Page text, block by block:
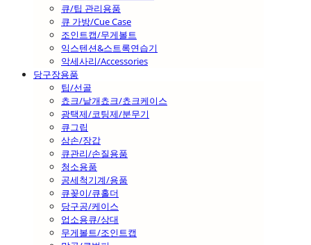
큐/팁 관리용품
큐 가방/Cue Case
조인트캡/무게볼트
익스텐션&스트록연습기
악세사리/Accessories
당구장용품
팁/선골
쵸크/낱개쵸크/쵸크케이스
광택제/코팅제/분무기
큐그립
삼손/장갑
큐관리/손질용품
청소용품
공세척기계/용품
큐꽂이/큐홀더
당구공/케이스
업소용큐/상대
무게볼트/조인트캡